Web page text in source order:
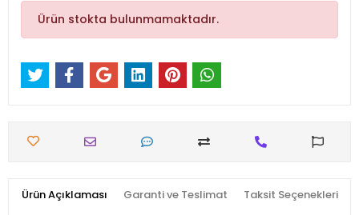
Ürün stokta bulunmamaktadır.
Ürün Açıklaması Garanti ve Teslimat Taksit Seçenekleri